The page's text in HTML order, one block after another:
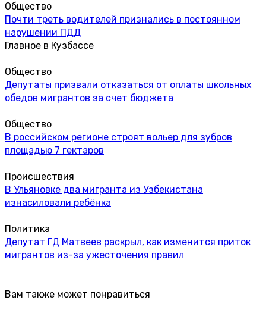
Общество
Почти треть водителей признались в постоянном
нарушении ПДД
Главное в Кузбассе
Общество
Депутаты призвали отказаться от оплаты школьных
обедов мигрантов за счет бюджета
Общество
В российском регионе строят вольер для зубров
площадью 7 гектаров
Происшествия
В Ульяновке два мигранта из Узбекистана
изнасиловали ребёнка
Политика
Депутат ГД Матвеев раскрыл, как изменится приток
мигрантов из-за ужесточения правил
Вам также может понравиться